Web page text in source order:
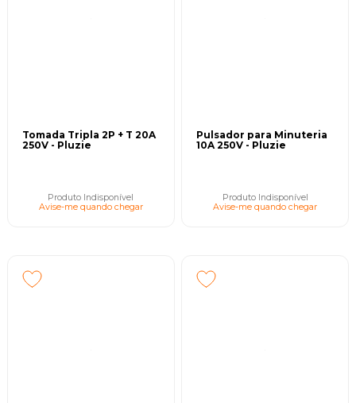
Tomada Tripla 2P + T 20A
250V - Pluzie
Produto Indisponível
Avise-me quando chegar
Pulsador para Minuteria
10A 250V - Pluzie
Produto Indisponível
Avise-me quando chegar